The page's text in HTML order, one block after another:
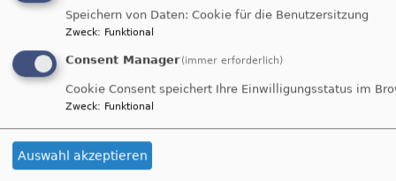
Karin Steiner
Schwabach Gemeindehaus St. Jakobus, Unterreichenbach
Di, 11.8. 19 Uhr
Vorbereitung Nacht der Kirche
Ohne Ortsangabe Ohne Ortsangabe
Do, 13.8. 19 Uhr
Speichern von Daten: Cookie für die Benutzersitzung
Zweck: Funktional
Consent Manager (immer erforderlich)
Cookie Consent speichert Ihre Einwilligungsstatus im
Zweck: Funktional
Auswahl akzeptieren